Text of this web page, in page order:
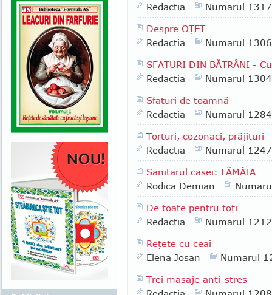
Redactia
Numarul 1317
Despre OŢET
Redactia
Numarul 1306
SFATURI DIN BĂTRÂNI -
Redactia
Numarul 1304
Sfaturi de toamnă
Redactia
Numarul 1284
Torturi, cozonaci, prăjituri
Redactia
Numarul 1247
Sanitarul casei: LĂMÂIA
Rodica Demian
De toate pentru toţi
Redactia
Numarul 1212
Reţete cu ceai
Elena Josan
Numarul
Trei masaje anti-stres